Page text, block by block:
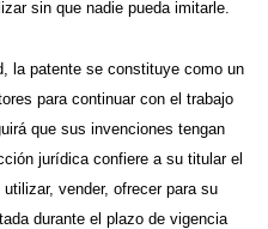
sin que nadie pueda imitarle.
la patente se constituye como un
para continuar con el trabajo
que sus invenciones tengan
jurídica confiere a su titular el
vender, ofrecer para su
durante el plazo de vigencia